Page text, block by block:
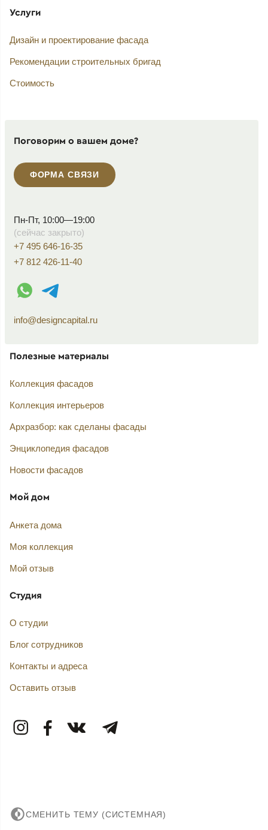
Услуги
Дизайн и проектирование фасада
Рекомендации строительных бригад
Стоимость
Поговорим о вашем доме?
ФОРМА СВЯЗИ
Пн-Пт, 10:00—19:00
(сейчас закрыто)
+7 495 646-16-35
+7 812 426-11-40
WhatsApp контакт
Telegram контакт
info@designcapital.ru
Полезные материалы
Коллекция фасадов
Коллекция интерьеров
Архразбор: как сделаны фасады
Энциклопедия фасадов
Новости фасадов
Мой дом
Анкета дома
Моя коллекция
Мой отзыв
Студия
О студии
Блог сотрудников
Контакты и адреса
Оставить отзыв
СМЕНИТЬ ТЕМУ (СИСТЕМНАЯ)